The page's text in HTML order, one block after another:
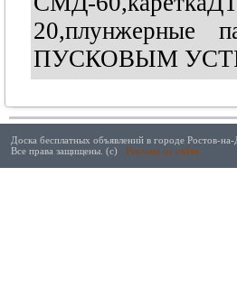
ПУСКОВЫМ
Доска бесплатных объявлений в городе Ростов-
Все права защищены. (с) Реклама на сайте